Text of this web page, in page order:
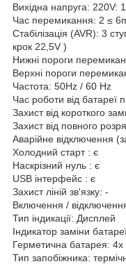
Вихідна напруга: 220V:
Час перемикання: 2 ≤
Стабілізація (AVR): 3
крок 22,5V )
Нижні пороги
Верхні пороги
Частота: 50Hz / 60 Hz
Час роботи від батареї
Захист від короткого
Захист від повного
Аварійне відключення
Холодний старт : є
Наскрізний нуль : є
USB інтерфейс : є
Захист ліній зв'язку: -
Включення / відключення
Тип індикації: Дисплей
Індикатор заміни
Герметична батарея:
Тип запобіжника: